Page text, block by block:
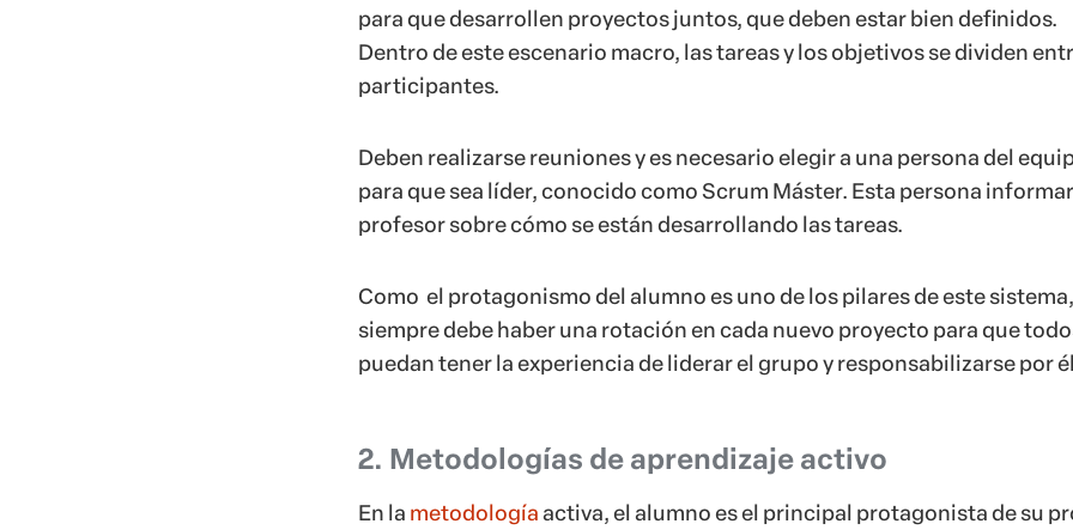
para que desarrollen proyectos juntos, que deben estar bien definidos.
Dentro de este escenario macro, las tareas y los objetivos se dividen
participantes.
Deben realizarse reuniones y es necesario elegir a una persona del
para que sea líder, conocido como Scrum Máster. Esta persona
profesor sobre cómo se están desarrollando las tareas.
Como el protagonismo del alumno es uno de los pilares de este sistema,
siempre debe haber una rotación en cada nuevo proyecto para que
puedan tener la experiencia de liderar el grupo y responsabilizarse por
2. Metodologías de aprendizaje activo
En la metodologíaactiva, el alumno es el principal protagonista de su